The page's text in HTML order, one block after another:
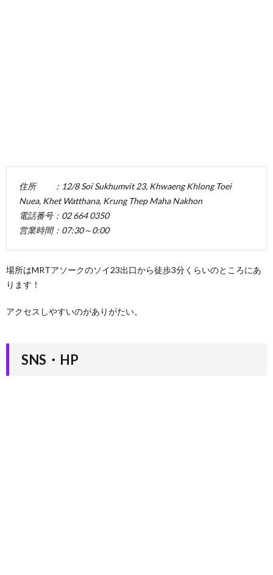
住所 ：12/8 Soi Sukhumvit 23, Khwaeng Khlong Toei
Nuea, Khet Watthana, Krung Thep Maha Nakhon
電話番号：02 664 0350
営業時間：07:30～0:00
場所はMRTアソークのソイ23出口から徒歩3分くらいのところにあ
ります！
アクセスしやすいのがありがたい。
SNS・HP